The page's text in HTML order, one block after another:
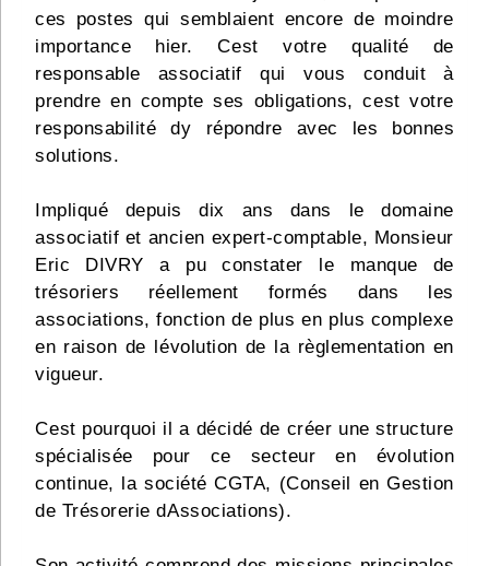
ces postes qui semblaient encore de moindre
importance hier. Cest votre qualité de
responsable associatif qui vous conduit à
prendre en compte ses obligations, cest votre
responsabilité dy répondre avec les bonnes
solutions.
Impliqué depuis dix ans dans le domaine
associatif et ancien expert-comptable, Monsieur
Eric DIVRY a pu constater le manque de
trésoriers réellement formés dans les
associations, fonction de plus en plus complexe
en raison de lévolution de la règlementation en
vigueur.
Cest pourquoi il a décidé de créer une structure
spécialisée pour ce secteur en évolution
continue, la société CGTA, (Conseil en Gestion
de Trésorerie dAssociations).